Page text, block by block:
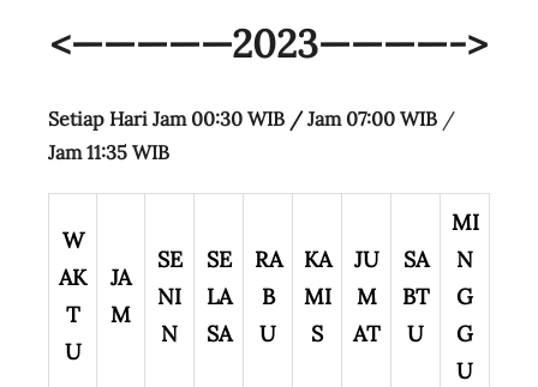
<—————2023————->
Setiap Hari Jam 00:30 WIB /Jam 07:00 WIB /
Jam 11:35 WIB
W
AK
T
U
JA
M
SE
NI
N
SE
LA
SA
RA
B
U
KA
MI
S
JU
M
AT
SA
BT
U
MI
N
G
G
U